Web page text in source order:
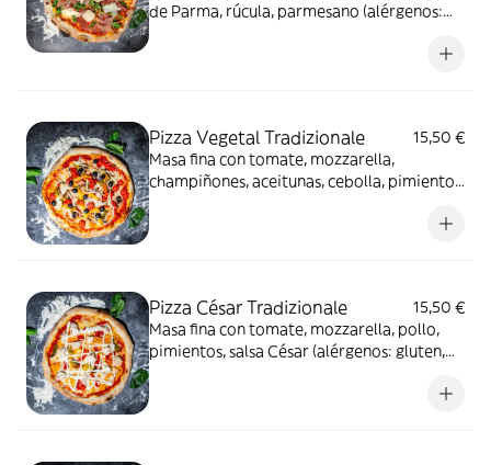
de Parma, rúcula, parmesano (alérgenos:
Pizza Vegetal Tradizionale
15,50 €
Masa fina con tomate, mozzarella,
champiñones, aceitunas, cebolla, pimientos,
Pizza César Tradizionale
15,50 €
Masa fina con tomate, mozzarella, pollo,
pimientos, salsa César (alérgenos: gluten,